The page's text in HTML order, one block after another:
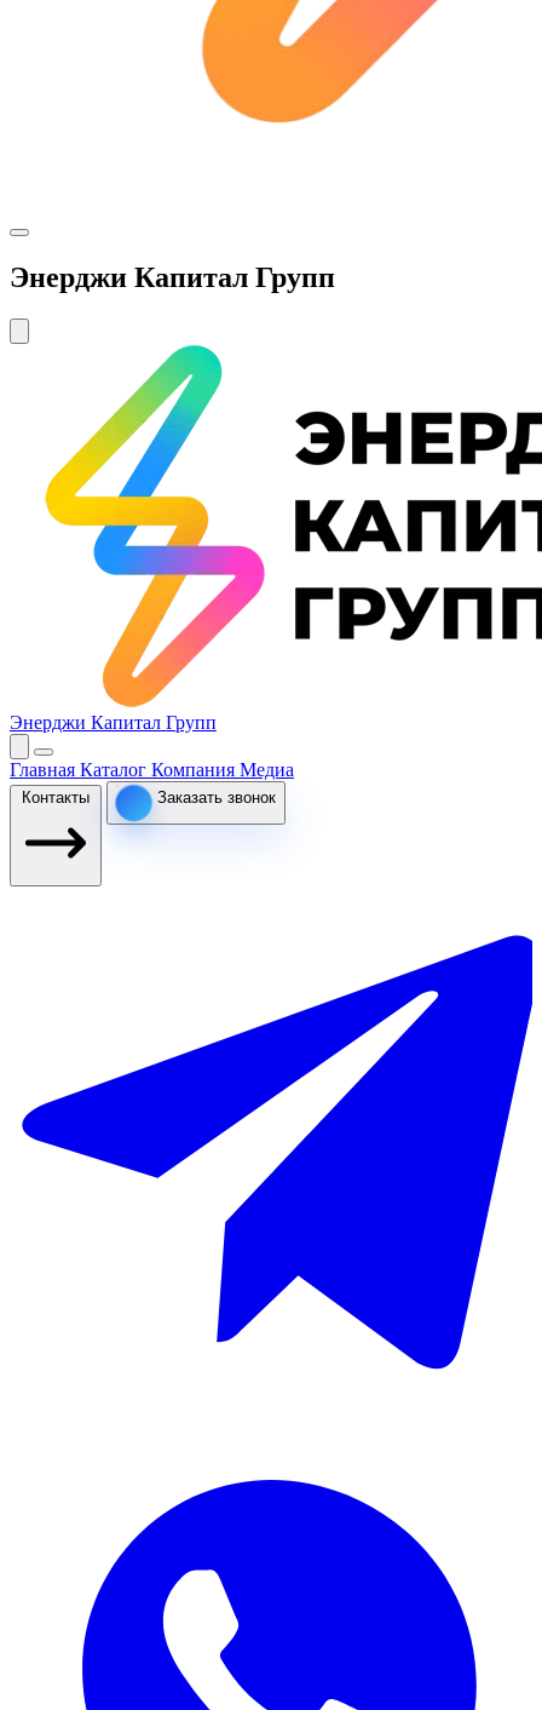
Энерджи Капитал Групп
Энерджи Капитал Групп
Главная Каталог Компания Медиа
Контакты Заказать звонок